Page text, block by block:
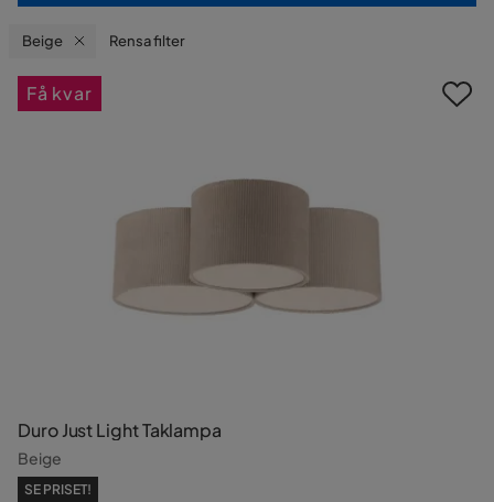
Beige Rensa filter
Duro Just Light Taklampa
Beige
SE PRISET!
Få kvar